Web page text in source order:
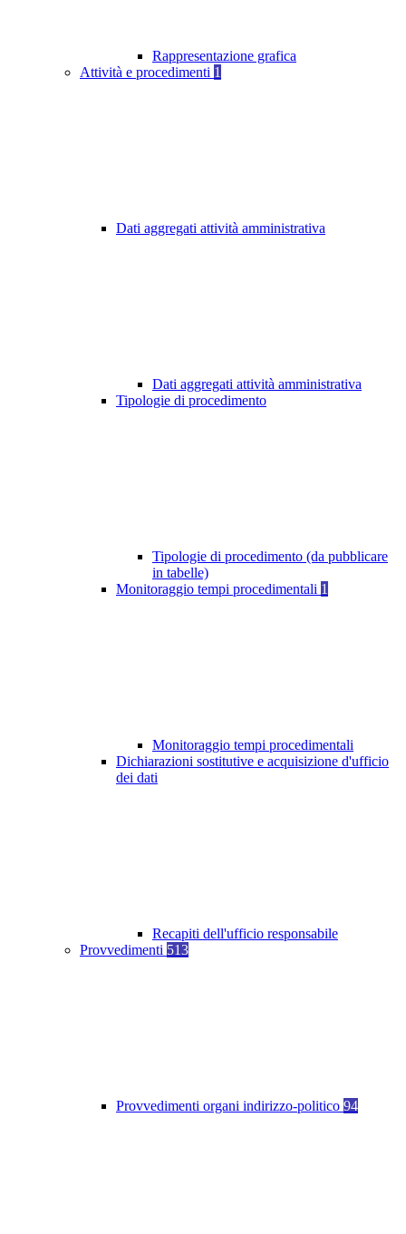
Rappresentazione grafica
Attività e procedimenti 1
Dati aggregati attività amministrativa
Dati aggregati attività amministrativa
Tipologie di procedimento
Tipologie di procedimento (da pubblicare
in tabelle)
Monitoraggio tempi procedimentali 1
Monitoraggio tempi procedimentali
Dichiarazioni sostitutive e acquisizione d'ufficio
dei dati
Recapiti dell'ufficio responsabile
Provvedimenti 513
Provvedimenti organi indirizzo-politico 94